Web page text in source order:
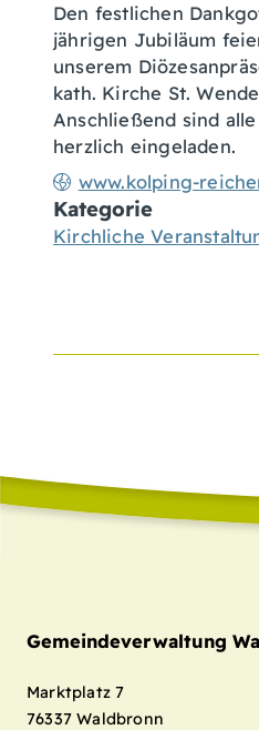
www.kolping-
Den festlichen
jährigen Jubiläum
unserem
kath. Kirche St.
Anschließend sind
herzlich eingeladen.
Kategorie
Kirchliche
Gemeindeverwaltung
Marktplatz 7
76337 Waldbronn